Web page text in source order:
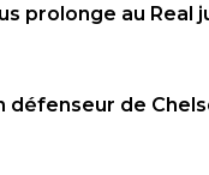
prolonge au Real
défenseur de